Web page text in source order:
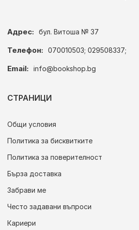
Адрес: бул. Витоша № 37
Телефон: 070010503; 029508337;
Email: info@bookshop.bg
СТРАНИЦИ
Общи условия
Политика за бисквитките
Политика за поверителност
Бърза доставка
Забрави ме
Често задавани въпроси
Кариери